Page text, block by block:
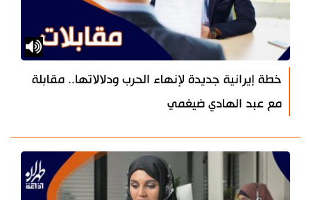
خطة إيرانية جديدة لإنهاء الحرب ودلالاتها.. مقابلة
مع عبد الهادي ضيغمي